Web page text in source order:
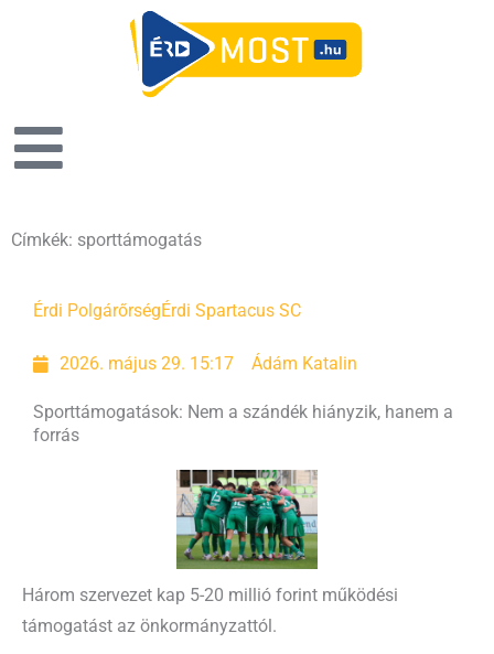
Címkék: sporttámogatás
Érdi PolgárőrségÉrdi Spartacus SC
2026. május 29. 15:17 Ádám Katalin
Sporttámogatások: Nem a szándék hiányzik, hanem a
forrás
Három szervezet kap 5-20 millió forint működési
támogatást az önkormányzattól.